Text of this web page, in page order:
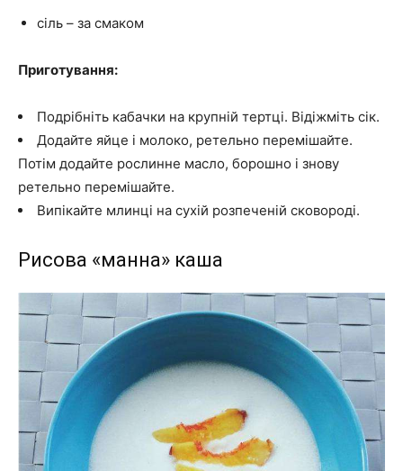
сіль – за смаком
Приготування:
Подрібніть кабачки на крупній тертці. Відіжміть сік.
Додайте яйце і молоко, ретельно перемішайте.
Потім додайте рослинне масло, борошно і знову
ретельно перемішайте.
Випікайте млинці на сухій розпеченій сковороді.
Рисова «манна» каша